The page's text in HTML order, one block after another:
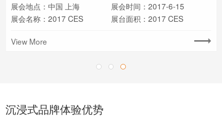
展会地点：中国 上海
展会时间：2018-11-05
展台面积：
View More
展会地点：迪拜
展会时间：2018-3-08
展会名称：
展台面积：Cabsat
View More
展会地点：中国 上海
展会时间：2017-6-15
展会名称：2017 CES
展台面积：2017 CES
View More
沉浸式品牌体验优势